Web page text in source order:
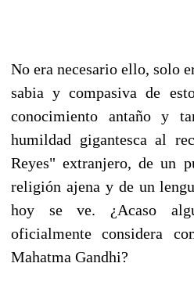
No era necesario ello, solo
sabia y compasiva de
conocimiento antaño y
humildad gigantesca al
Reyes" extranjero, de un
religión ajena y de un
hoy se ve. ¿Acaso
oficialmente considera
Mahatma Gandhi?